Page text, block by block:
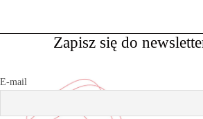
Zapisz się do
E-mail